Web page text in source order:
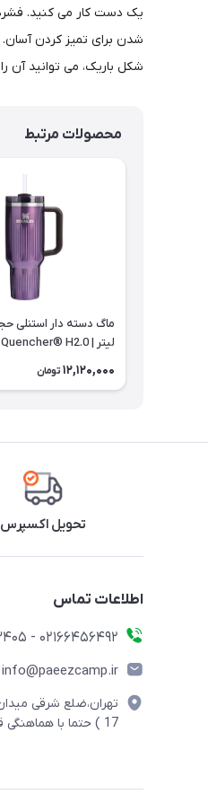
شدن برای تمیز کردن آسان.
شکل باریک، می توانید
محصولات مرتبط
لیتر | Quencher® H2.0
12,120,000 تومان
تحویل اکسپرس
اطلاعات تماس
02166456492 - 09121933405
info@paeezcamp.ir
17 ) حتما با هماهنگی قبلی